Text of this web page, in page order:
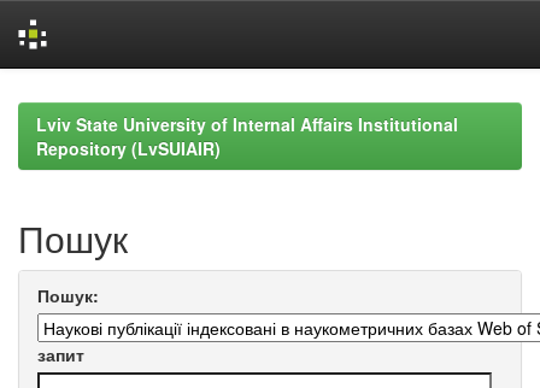
navigationLviv State University of Internal Affairs Institutional
Repository (LvSUIAIR)
Пошук
Пошук:
запит